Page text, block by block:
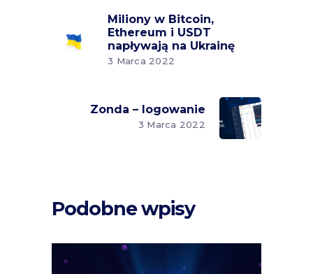
Miliony w Bitcoin,
Ethereum i USDT
napływają na Ukrainę
3 Marca 2022
Zonda – logowanie
3 Marca 2022
Podobne wpisy